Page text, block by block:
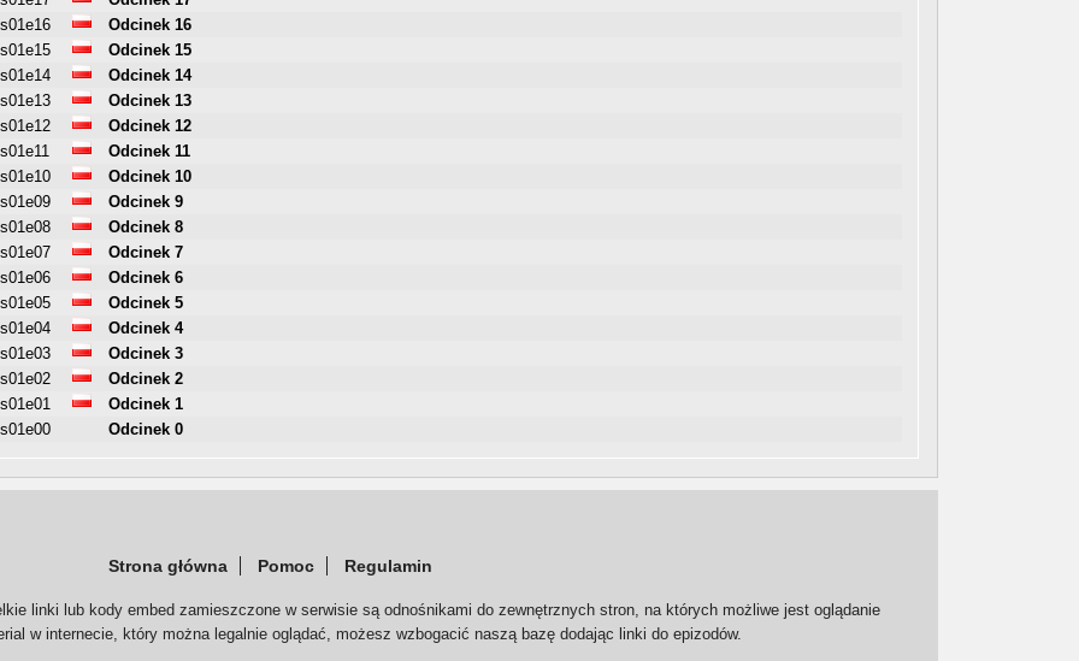
s01e16
Odcinek 16
s01e15
Odcinek 15
s01e14
Odcinek 14
s01e13
Odcinek 13
s01e12
Odcinek 12
s01e11
Odcinek 11
s01e10
Odcinek 10
s01e09
Odcinek 9
s01e08
Odcinek 8
s01e07
Odcinek 7
s01e06
Odcinek 6
s01e05
Odcinek 5
s01e04
Odcinek 4
s01e03
Odcinek 3
s01e02
Odcinek 2
s01e01
Odcinek 1
s01e00
Odcinek 0
Strona główna Pomoc Regulamin
linki lub kody embed zamieszczone w serwisie są odnośnikami do zewnętrznych stron, na których możliwe jest oglądanie
w internecie, który można legalnie oglądać, możesz wzbogacić naszą bazę dodając linki do epizodów.